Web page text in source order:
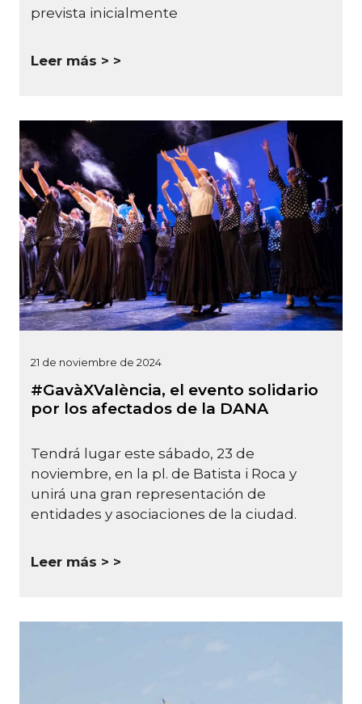
prevista inicialmente
Leer más >
21 de noviembre de 2024
#GavàXValència, el evento solidario
por los afectados de la DANA
Tendrá lugar este sábado, 23 de
noviembre, en la pl. de Batista i Roca y
unirá una gran representación de
entidades y asociaciones de la ciudad.
Leer más >